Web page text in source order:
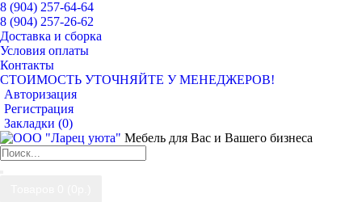
8 (904) 257-64-64
8 (904) 257-26-62
Доставка и сборка
Условия оплаты
Контакты
СТОИМОСТЬ УТОЧНЯЙТЕ У МЕНЕДЖЕРОВ!
Авторизация
Регистрация
Закладки (0)
Мебель для Вас и Вашего бизнеса